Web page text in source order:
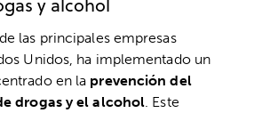
de las principales empresas
Unidos, ha implementado un
en la prevención del
drogas y el alcohol . Este